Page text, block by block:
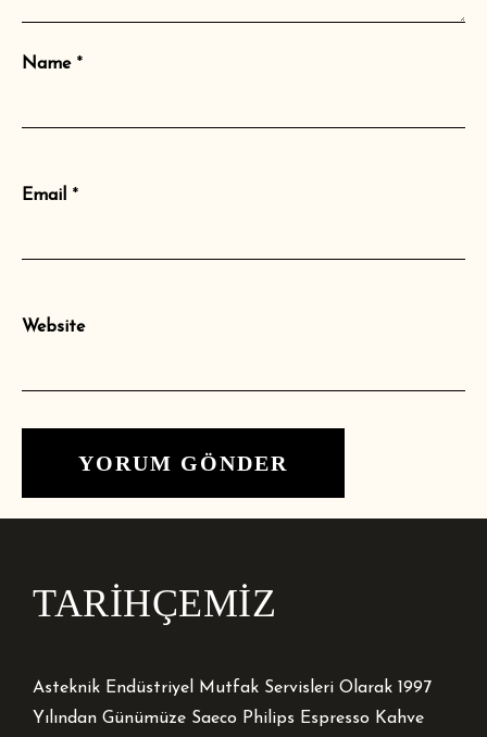
Name *
Email *
Website
TARİHÇEMİZ
Asteknik Endüstriyel Mutfak Servisleri Olarak 1997
Yılından Günümüze Saeco Philips Espresso Kahve